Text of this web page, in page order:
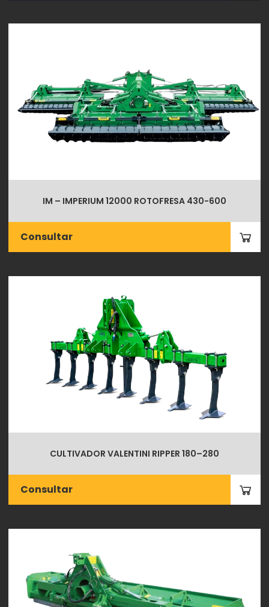
IM – IMPERIUM 12000 ROTOFRESA 430-600
Consultar
CULTIVADOR VALENTINI RIPPER 180–280
Consultar